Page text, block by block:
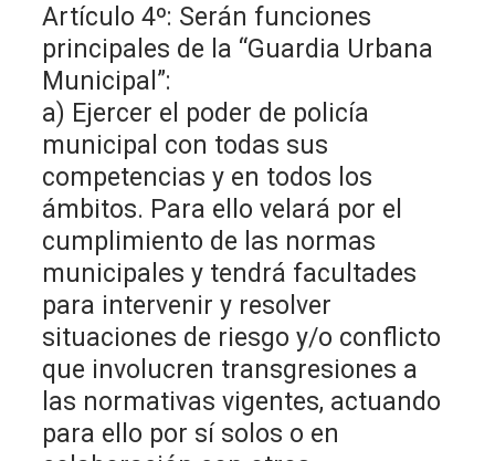
Artículo 4º: Serán funciones
principales de la “Guardia Urbana
Municipal”:
a) Ejercer el poder de policía
municipal con todas sus
competencias y en todos los
ámbitos. Para ello velará por el
cumplimiento de las normas
municipales y tendrá facultades
para intervenir y resolver
situaciones de riesgo y/o conflicto
que involucren transgresiones a
las normativas vigentes, actuando
para ello por sí solos o en